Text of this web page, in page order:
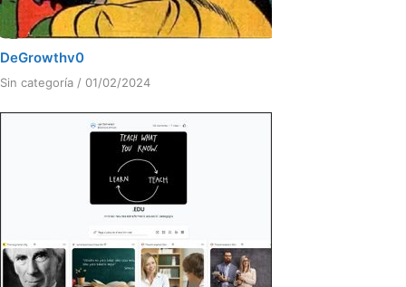
DeGrowthv0
Sin categoría / 01/02/2024